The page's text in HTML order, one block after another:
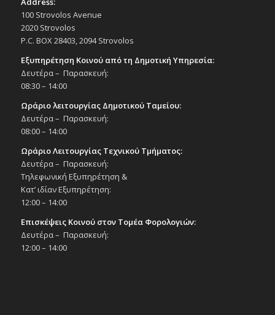
100 Strovolos Avenue
2020 Strovolos
P.C. BOX 28403, 2094 Strovolos
Εξυπηρέτηση Κοινού από τη Δημοτική Υπηρεσία:
Δευτέρα – Παρασκευή:
08:30 – 14:00
Ωράριο λειτουργίας Δημοτικού Ταμείου:
Δευτέρα – Παρασκευή:
08:00 – 14:00
Ωράριο Λειτουργίας Τεχνικού Τμήματος:
Δευτέρα – Παρασκευή:
Τηλεφωνική Εξυπηρέτηση &
Κατ’ ιδίαν Εξυπηρέτηση:
12:00 – 14:00
Επισκέψεις Κοινού στον Τομέα Φορολογιών:
Δευτέρα – Παρασκευή:
12:00 – 14:00